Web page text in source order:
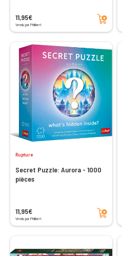
11,95€
Vendu par Philibert
Ajouter au panier
Rupture
Secret Puzzle: Aurora - 1000
pièces
11,95€
Vendu par Philibert
Ajouter au panier